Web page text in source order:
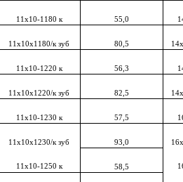
11х10-1180 к 55,0
11х10х1180/к зуб 80,5
11х10-1220 к 56,3
11х10х1220/к зуб 82,5
11х10-1230 к 57,5
11x10х1230/к зуб 93,0
11x10-1250 к 58,5